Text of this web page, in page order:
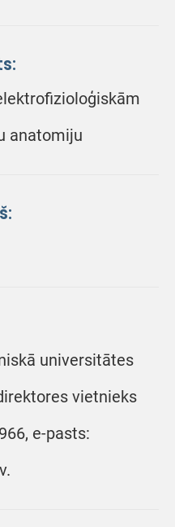
anatomiju
universitātes
vietnieks
e-pasts: